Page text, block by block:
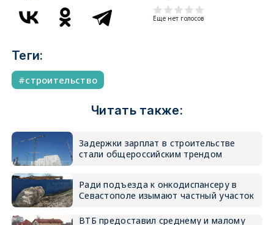
Еще нет голосов
Теги:
строительство
Читать также:
Задержки зарплат в строительстве
стали общероссийским трендом
Ради подъезда к онкодиспансеру в
Севастополе изымают частный участок
ВТБ предоставил среднему и малому